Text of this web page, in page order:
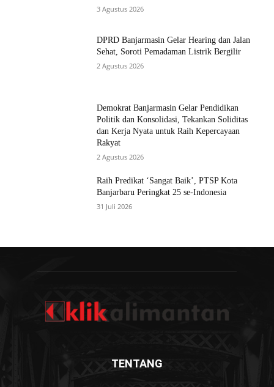
3 Agustus 2026
DPRD Banjarmasin Gelar Hearing dan Jalan
Sehat, Soroti Pemadaman Listrik Bergilir
2 Agustus 2026
Demokrat Banjarmasin Gelar Pendidikan
Politik dan Konsolidasi, Tekankan Soliditas
dan Kerja Nyata untuk Raih Kepercayaan
Rakyat
2 Agustus 2026
Raih Predikat ‘Sangat Baik’, PTSP Kota
Banjarbaru Peringkat 25 se-Indonesia
31 Juli 2026
TENTANG